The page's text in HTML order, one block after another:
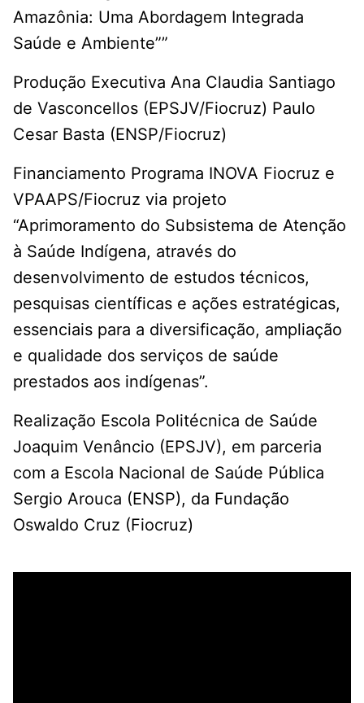
Amazônia: Uma Abordagem Integrada
Saúde e Ambiente””
Produção Executiva Ana Claudia Santiago
de Vasconcellos (EPSJV/Fiocruz) Paulo
Cesar Basta (ENSP/Fiocruz)
Financiamento Programa INOVA Fiocruz e
VPAAPS/Fiocruz via projeto
“Aprimoramento do Subsistema de Atenção
à Saúde Indígena, através do
desenvolvimento de estudos técnicos,
pesquisas científicas e ações estratégicas,
essenciais para a diversificação, ampliação
e qualidade dos serviços de saúde
prestados aos indígenas”.
Realização Escola Politécnica de Saúde
Joaquim Venâncio (EPSJV), em parceria
com a Escola Nacional de Saúde Pública
Sergio Arouca (ENSP), da Fundação
Oswaldo Cruz (Fiocruz)